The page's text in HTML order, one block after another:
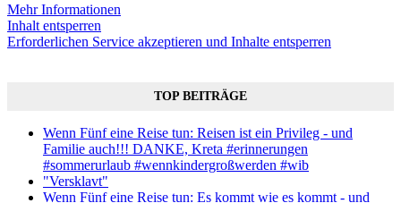
Mehr Informationen
Inhalt entsperren
Erforderlichen Service akzeptieren und Inhalte entsperren
TOP BEITRÄGE
Wenn Fünf eine Reise tun: Reisen ist ein Privileg - und
Familie auch!!! DANKE, Kreta #erinnerungen
#sommerurlaub #wennkindergroßwerden #wib
"Versklavt"
Wenn Fünf eine Reise tun: Es kommt wie es kommt - und